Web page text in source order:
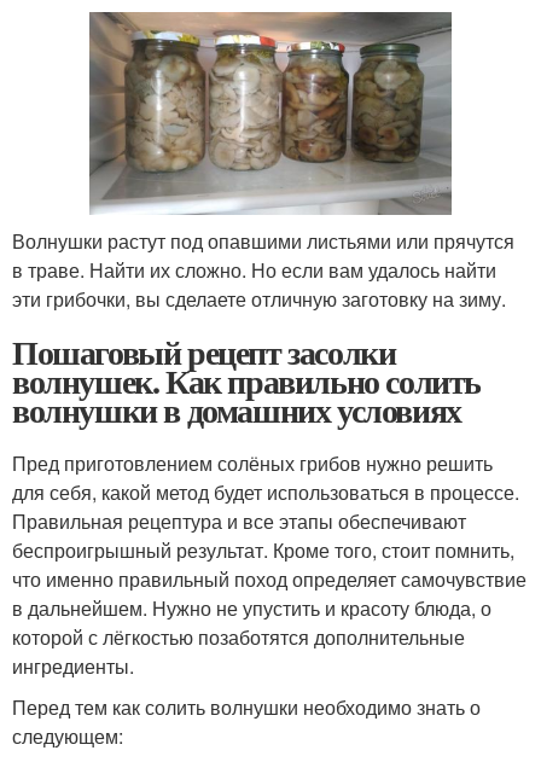
Волнушки растут под опавшими листьями или прячутся
в траве. Найти их сложно. Но если вам удалось найти
эти грибочки, вы сделаете отличную заготовку на зиму.
Пошаговый рецепт засолки
волнушек. Как правильно солить
волнушки в домашних условиях
Пред приготовлением солёных грибов нужно решить
для себя, какой метод будет использоваться в процессе.
Правильная рецептура и все этапы обеспечивают
беспроигрышный результат. Кроме того, стоит помнить,
что именно правильный поход определяет самочувствие
в дальнейшем. Нужно не упустить и красоту блюда, о
которой с лёгкостью позаботятся дополнительные
ингредиенты.
Перед тем как солить волнушки необходимо знать о
следующем: